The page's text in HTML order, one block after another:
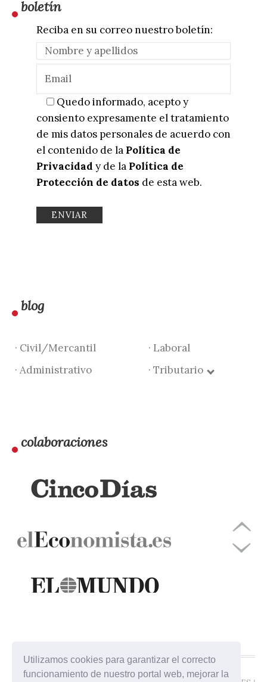
Utilizamos cookies para garantizar el correcto
funcionamiento de nuestro portal web, mejorar la
boletín
Reciba en su correo nuestro boletín:
Quedo informado, acepto y
consiento expresamente el tratamiento
de mis datos personales de acuerdo con
el contenido de la Política de
Privacidad y de la Política de
Protección de datos de esta web.
blog
· Civil/Mercantil
· Laboral
· Administrativo
· Tributario
colaboraciones